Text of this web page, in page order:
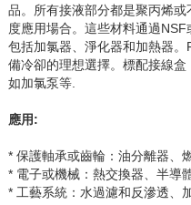
品。所有接液部分都是聚丙烯
度應用場合。這些材料通過NSF
包括加氯器、淨化器和加熱器。
備冷卻的理想選擇。標配接線盒
如加氯泵等.
應用:
* 保護軸承或齒輪：油分離器、
* 電子或機械：熱交換器、半導
* 工藝系統：水過濾和反滲透、